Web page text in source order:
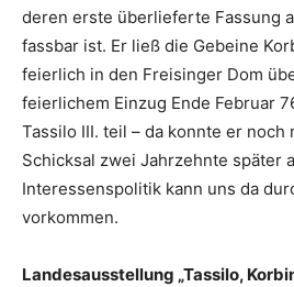
deren erste überlieferte Fassung
fassbar ist. Er ließ die Gebeine
feierlich in den Freisinger Dom
feierlichem Einzug Ende Februar
Tassilo III. teil – da konnte er noch
Schicksal zwei Jahrzehnte später
Interessenspolitik kann uns da
vorkommen.
Landesausstellung „Tassilo,